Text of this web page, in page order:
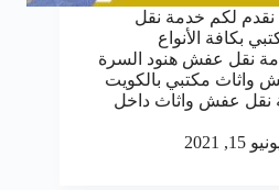
لكم خدمة نقل
بكافة الأنواع
نقل عفش هنود السرة
مكتبي بالكويت
نقل عفش واثاث داخل
15, 2021